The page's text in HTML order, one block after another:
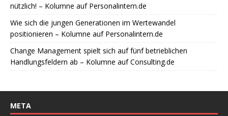
nützlich! – Kolumne auf Personalintern.de
Wie sich die jungen Generationen im Wertewandel
positionieren – Kolumne auf Personalintern.de
Change Management spielt sich auf fünf betrieblichen
Handlungsfeldern ab – Kolumne auf Consulting.de
META